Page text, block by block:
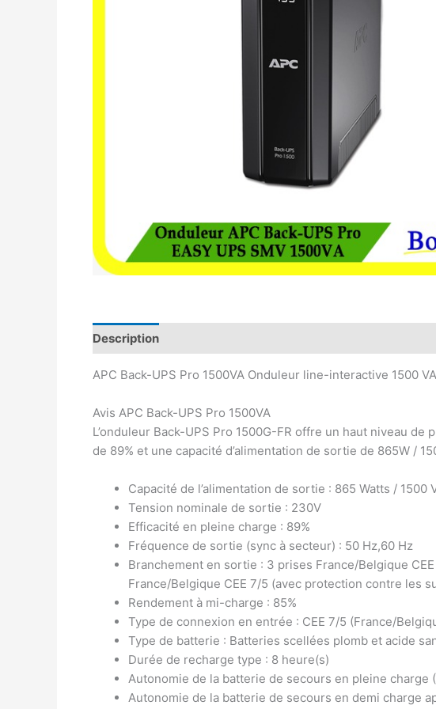
Description
APC Back-UPS Pro 1500VA Onduleur line-interactive 1500
Avis APC Back-UPS Pro 1500VA
L’onduleur Back-UPS Pro 1500G-FR offre un haut niveau
de 89% et une capacité d’alimentation de sortie de 865W /
Capacité de l’alimentation de sortie : 865 Watts / 1500
Tension nominale de sortie : 230V
Efficacité en pleine charge : 89%
Fréquence de sortie (sync à secteur) : 50 Hz,60 Hz
Branchement en sortie : 3 prises France/Belgique
France/Belgique CEE 7/5 (avec protection contre les
Rendement à mi-charge : 85%
Type de connexion en entrée : CEE 7/5 (France/
Type de batterie : Batteries scellées plomb et acide
Durée de recharge type : 8 heure(s)
Autonomie de la batterie de secours en pleine charge
Autonomie de la batterie de secours en demi charge